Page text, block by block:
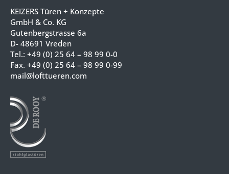
KEIZERS Türen + Konzepte
GmbH & Co. KG
Gutenbergstrasse 6a
D- 48691 Vreden
Tel.: +49 (0) 25 64 – 98 99 0-0
Fax. +49 (0) 25 64 – 98 99 0-99
mail@lofttueren.com